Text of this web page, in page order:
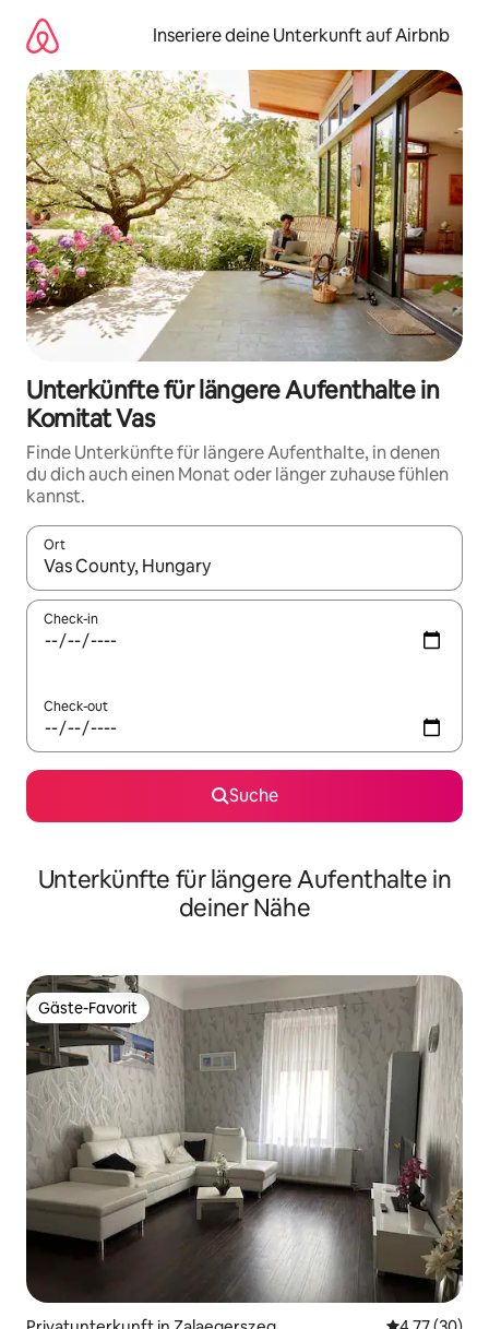
Inhalten
springen
Inseriere deine Unterkunft auf Airbnb
Unterkünfte für längere Aufenthalte in
Komitat Vas
Finde Unterkünfte für längere Aufenthalte, in denen
du dich auch einen Monat oder länger zuhause fühlen
kannst.
Ort
Wenn Ergebnisse verfügbar sind, navigiere mit den
Check-in
Check-out
Suche
Unterkünfte für längere Aufenthalte in
deiner Nähe
Gäste-Favorit
Gäste-Favorit